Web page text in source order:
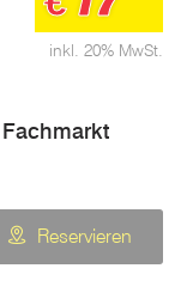
inkl. 20% MwSt.
Reservieren